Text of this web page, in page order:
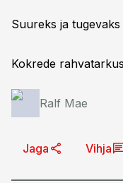
Suureks ja
Kokrede
Ralf Mae
Jaga Vihja